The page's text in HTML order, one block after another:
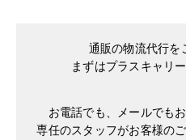
通販の物流代行を
まずはプラスキャリ
お電話でも、メールでも
専任のスタッフがお客様の